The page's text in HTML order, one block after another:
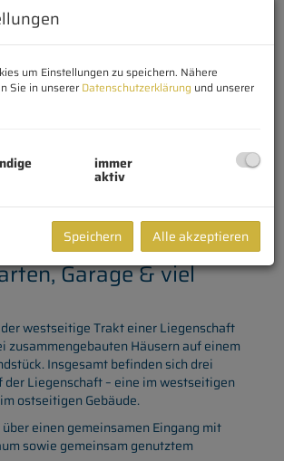
Wohneinheit
Garage & viel
westseitige Trakt einer Liegenschaft
zusammengebauten Häusern auf einem
Insgesamt befinden sich drei
Liegenschaft – eine im westseitigen
ostseitigen Gebäude.
einen gemeinsamen Eingang mit
sowie gemeinsam genutztem
um Einstellungen zu speichern. Nähere
Sie in unserer Datenschutzerklärung und unserer
immer
aktiv
Speichern Alle akzeptieren